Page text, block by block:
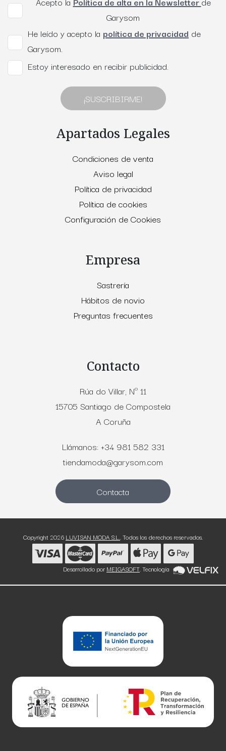
Garysom
He leído y acepto la política de privacidad de
Garysom.
Estoy interesado en recibir publicidad.
¡SUSCRIBIRME!
Apartados Legales
Condiciones de venta
Aviso legal
Política de privacidad
Política de cookies
Configuración de Cookies
Empresa
Sastrería
Hábitos de novio
Preguntas frecuentes
Contacto
Rúa do Villar, Nº 11
15705 Santiago de Compostela
A Coruña
Llámanos: +34 981 582 331
tiendamoda@garysom.com
Contacta
Copyright 2026 LUVISAN MODA S.L.. Todos los derechos reservados.
Desarrollado por MEIGASOFT. Tecnología